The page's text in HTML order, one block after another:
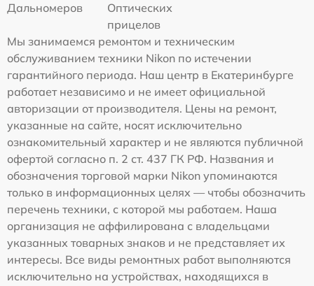
Дальномеров
Оптических
прицелов
Мы занимаемся ремонтом и техническим
обслуживанием техники Nikon по истечении
гарантийного периода. Наш центр в Екатеринбурге
работает независимо и не имеет официальной
авторизации от производителя. Цены на ремонт,
указанные на сайте, носят исключительно
ознакомительный характер и не являются публичной
офертой согласно п. 2 ст. 437 ГК РФ. Названия и
обозначения торговой марки Nikon упоминаются
только в информационных целях — чтобы обозначить
перечень техники, с которой мы работаем. Наша
организация не аффилирована с владельцами
указанных товарных знаков и не представляет их
интересы. Все виды ремонтных работ выполняются
исключительно на устройствах, находящихся в